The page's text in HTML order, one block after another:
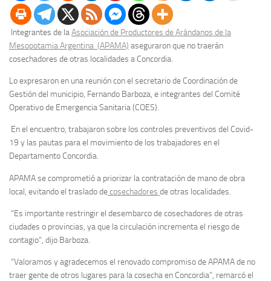
Integrantes de laAsociación de Productores de Arándanos de la
Mesopotamia Argentina (APAMA) aseguraron que no traerán
cosechadores de otras localidades a Concordia.
Lo expresaron en una reunión con el secretario de Coordinación de
Gestión del municipio, Fernando Barboza, e integrantes del Comité
Operativo de Emergencia Sanitaria (COES).
En el encuentro, trabajaron sobre los controles preventivos del Covid-
19 y las pautas para el movimiento de los trabajadores en el
Departamento Concordia.
APAMA se comprometió a priorizar la contratación de mano de obra
local, evitando el traslado decosechadores de otras localidades.
“Es importante restringir el desembarco de cosechadores de otras
ciudades o provincias, ya que la circulación incrementa el riesgo de
contagio”, dijo Barboza.
“Valoramos y agradecemos el renovado compromiso de APAMA de no
traer gente de otros lugares para la cosecha en Concordia”, remarcó el